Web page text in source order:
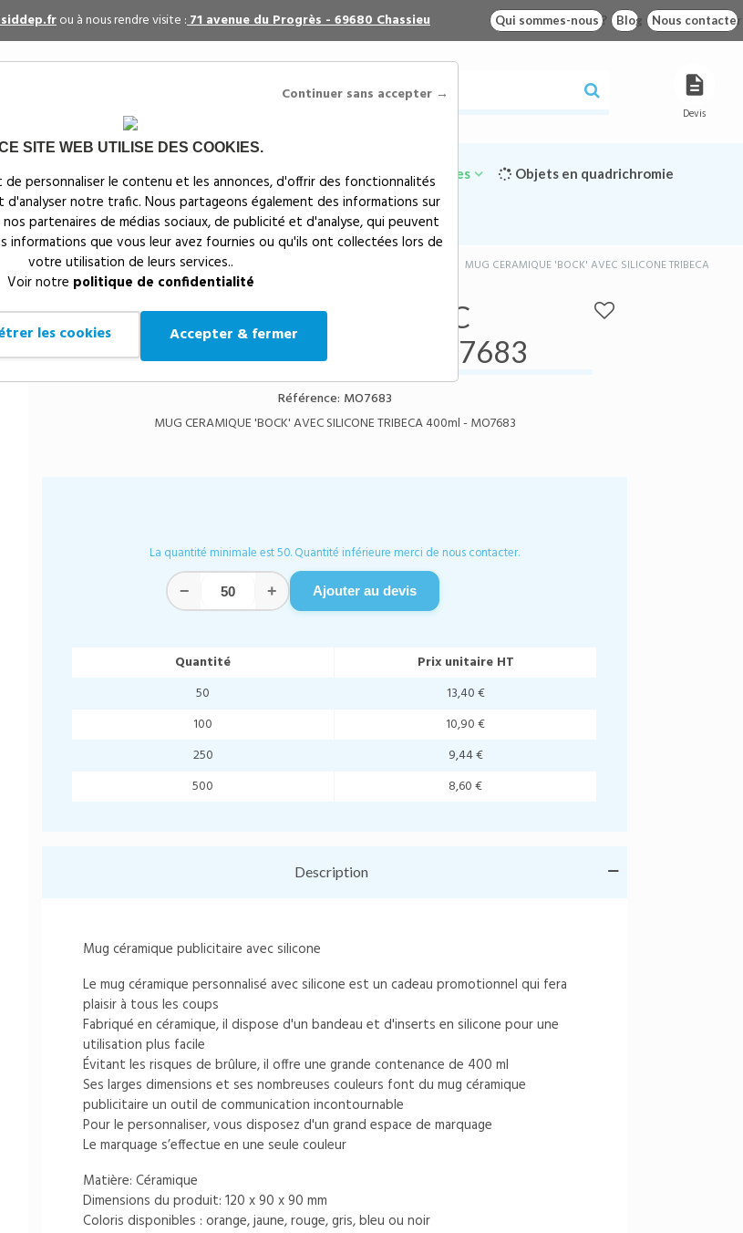
Continuer sans accepter →
SITE WEB UTILISE DES COOKIES.
personnaliser le contenu et les annonces, d'offrir des fonctionnalités
d'analyser notre trafic. Nous partageons également des informations sur
partenaires de médias sociaux, de publicité et d'analyse, qui peuvent
informations que vous leur avez fournies ou qu'ils ont collectées lors de
votre utilisation de leurs services..
Voir notre politique de confidentialité
les cookies Accepter & fermer
ou à nous rendre visite :71 avenue du Progrès - 69680 Chassieu Qui sommes-nous ? Blog Nous contacter
Devis
Par événement Textiles publicitaires Goodies écologiques Objets en quadrichromie
Siddep > Mugs, gobelets & gourdes publicitaires
MUG CERAMIQUE 'BOCK' AVEC SILICONE TRIBECA
400ml - MO7683
MUG CERAMIQUE 'BOCK' AVEC
SILICONE TRIBECA 400ml - MO7683
Référence: MO7683
MUG CERAMIQUE 'BOCK' AVEC SILICONE TRIBECA 400ml - MO7683
La quantité minimale est 50. Quantité inférieure merci de nous contacter.
− + Ajouter au devis
Quantité
Prix unitaire HT
50
13,40 €
100
10,90 €
250
9,44 €
500
8,60 €
Description
Mug céramique publicitaire avec silicone
Le mug céramique personnalisé avec silicone est un cadeau promotionnel qui fera
plaisir à tous les coups
Fabriqué en céramique, il dispose d'un bandeau et d'inserts en silicone pour une
utilisation plus facile
Évitant les risques de brûlure, il offre une grande contenance de 400 ml
Ses larges dimensions et ses nombreuses couleurs font du mug céramique
publicitaire un outil de communication incontournable
Pour le personnaliser, vous disposez d'un grand espace de marquage
Le marquage s’effectue en une seule couleur
Matière: Céramique
Dimensions du produit: 120 x 90 x 90 mm
Coloris disponibles : orange, jaune, rouge, gris, bleu ou noir